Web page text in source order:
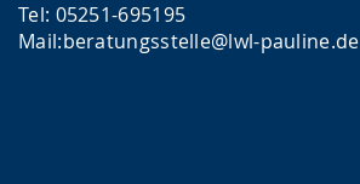
Tel: 05251-695195
Mail:beratungsstelle@lwl-pauline.de